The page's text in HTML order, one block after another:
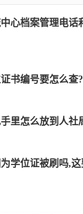
心档案管理电话
书编号要怎么查?
里怎么放到人社
学位证被刷吗,